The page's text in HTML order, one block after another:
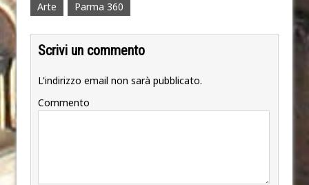
Arte Parma 360
Scrivi un commento
L'indirizzo email non sarà pubblicato.
Commento